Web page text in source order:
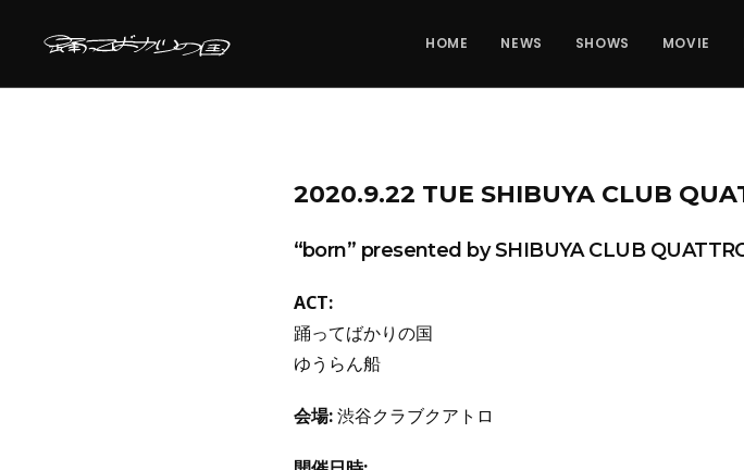
HOME NEWS SHOWS MOVIE
2020.9.22 TUE SHIBUYA CLUB
“born” presented by SHIBUYA CLUB
ACT:
踊ってばかりの国
ゆうらん船
会場:渋谷クラブクアトロ